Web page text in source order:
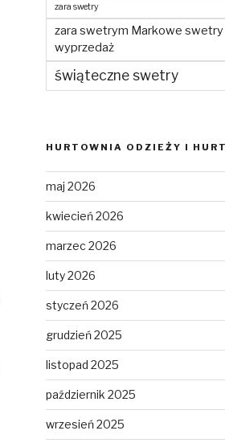
zara swetry
zara swetrym Markowe
wyprzedaż
świąteczne swetry
HURTOWNIA ODZIEŻY I
maj 2026
kwiecień 2026
marzec 2026
luty 2026
styczeń 2026
grudzień 2025
listopad 2025
październik 2025
wrzesień 2025